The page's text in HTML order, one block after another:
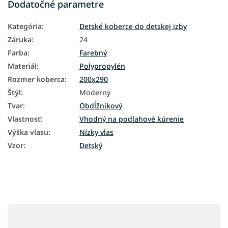
Dodatočné parametre
Kategória:
Detské koberce do detskej izby
Záruka:
24
Farba:
Farebný
Materiál:
Polypropylén
Rozmer koberca:
200x290
Štýl:
Moderný
Tvar:
Obdĺžnikový
Vlastnosť:
Vhodný na podlahové kúrenie
Výška vlasu:
Nízky vlas
Vzor: Detský